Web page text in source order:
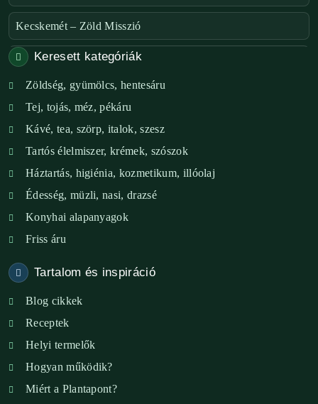
Kecskemét – Zöld Misszió
Székesfehérvár – Zöld Sarok
Verőce – Miegymás
XI. ker. – Lemérem
XIX. ker. – Boldog Föld
XVIII. ker. – Eni Mag-ház
XXIII. ker. – Panelpék
Keresett kategóriák
Zöldség, gyümölcs, hentesáru
Tej, tojás, méz, pékáru
Kávé, tea, szörp, italok, szesz
Tartós élelmiszer, krémek, szószok
Háztartás, higiénia, kozmetikum, illóolaj
Édesség, müzli, nasi, drazsé
Konyhai alapanyagok
Friss áru
Tartalom és inspiráció
Blog cikkek
Receptek
Helyi termelők
Hogyan működik?
Miért a Plantapont?